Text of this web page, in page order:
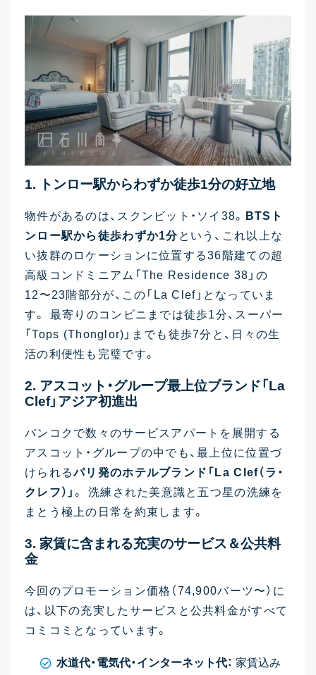
1. トンロー駅からわずか徒歩1分の好立地
物件があるのは、スクンビット・ソイ38。
BTSト
ンロー駅から徒歩わずか1分という、これ以上な
い抜群のロケーションに位置する36階建ての超
高級コンドミニアム「The Residence 38」の
12〜23階部分が、この「La Clef」となっていま
す。 最寄りのコンビニまでは徒歩1分、スーパー
「Tops (Thonglor)」までも徒歩7分と、日々の生
活の利便性も完璧です。
2. アスコット・グループ最上位ブランド「La
Clef」アジア初進出
バンコクで数々のサービスアパートを展開する
アスコット・グループの中でも、最上位に位置づ
けられるパリ発のホテルブランド「La Clef（ラ・
クレフ）」。 洗練された美意識と五つ星の洗練を
まとう極上の日常を約束します。
3. 家賃に含まれる充実のサービス＆公共料
金
今回のプロモーション価格（74,900バーツ〜）に
は、以下の充実したサービスと公共料金がすべて
コミコミとなっています。
水道代・電気代・インターネット代： 家賃込み